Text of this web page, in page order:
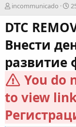
А
в
т
о
р
incommunicado
Д
а
т
а
о
д
н
и
я
DTC
Внести
развитие
You do
to view